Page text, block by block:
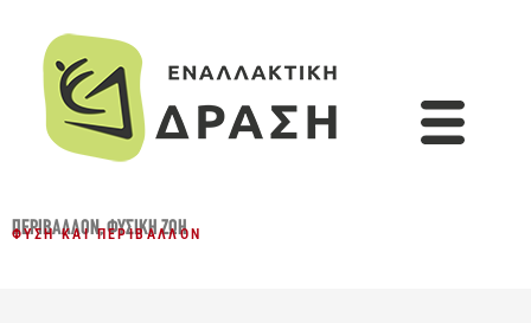
ΠΕΡΙΒΆΛΛΟΝ,ΦΥΣΙΚΉ ΖΩΉ
ΦΎΣΗ ΚΑΙ ΠΕΡΙΒΆΛΛΟΝ